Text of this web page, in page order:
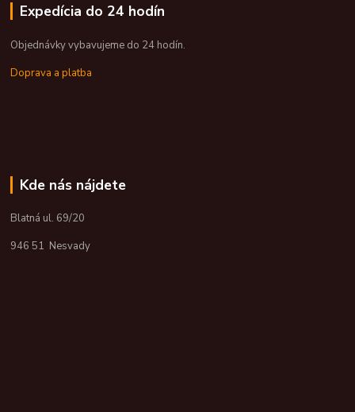
Expedícia do 24 hodín
Objednávky vybavujeme do 24 hodín.
Doprava a platba
Kde nás nájdete
Blatná ul. 69/20
946 51 Nesvady